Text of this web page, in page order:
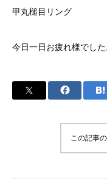
甲丸槌目リング
今日一日お疲れ様でし
この記事